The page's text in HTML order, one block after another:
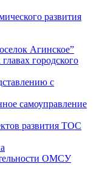
развития
Агинское”
городского
с
самоуправление
развития ТОС
ОМСУ